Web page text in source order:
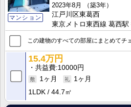
マンション
2023年8月
（築3年）
江戸川区東葛西
東京メトロ東西線 葛西駅
この建物のすべての部屋にまとめてチ
15.4万円
共益費 10000円
1ヶ月
1ヶ月
1LDK
44.7㎡